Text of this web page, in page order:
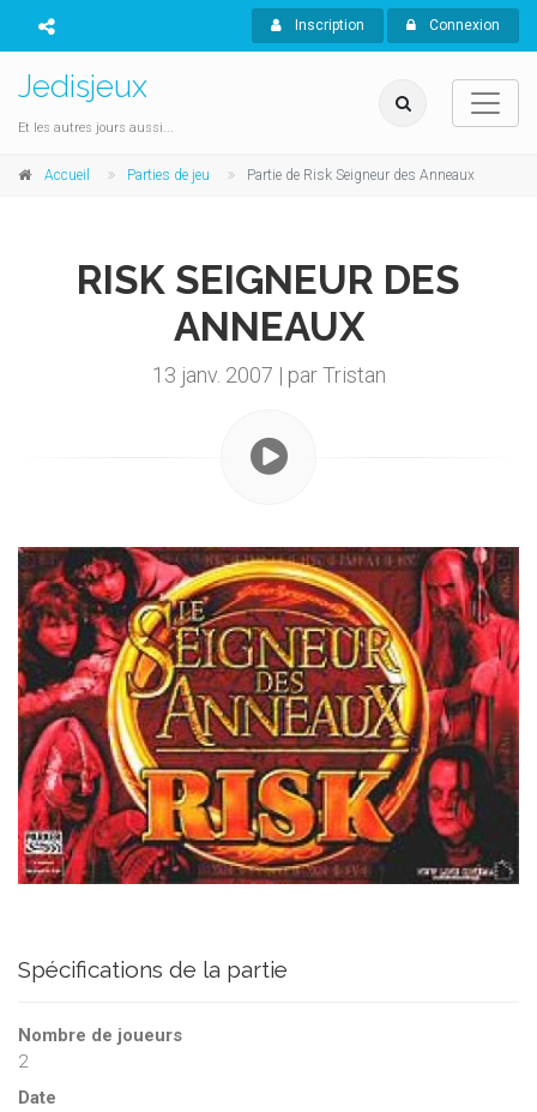
Inscription Connexion
Jedisjeux
Et les autres jours aussi...
Accueil Parties de jeu Partie de Risk Seigneur des Anneaux
RISK SEIGNEUR DES
ANNEAUX
13 janv. 2007 | par Tristan
Spécifications de la partie
Nombre de joueurs
2
Date